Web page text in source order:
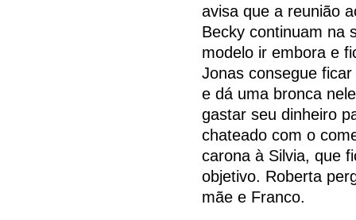
avisa que a reunião
Becky continuam na
modelo ir embora e
Jonas consegue
e dá uma bronca
gastar seu dinheiro
chateado com o
carona à Silvia, que
objetivo. Roberta
mãe e Franco.